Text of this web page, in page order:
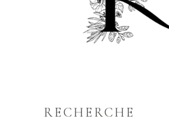
RECHERCHE